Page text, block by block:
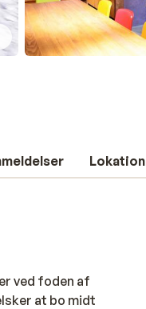
Lokation
ved foden af
at bo midt